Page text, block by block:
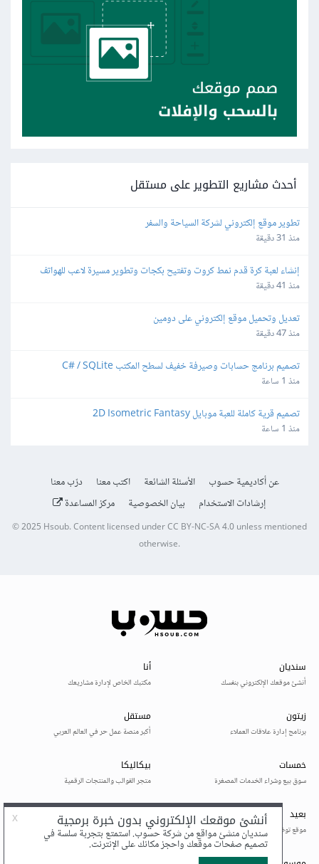
أحدث مشاريع التطوير على مستقل
تطوير موقع إلكتروني لشركة السياحة والسفر
منذ 31 دقيقة
إنشاء لعبة كرة قدم نمط كروت وتفتيح بكجات وتطوير مسيرة لاعب للهواتف
منذ 41 دقيقة
تعديل وتحميل موقع إلكتروني على دومين
منذ 47 دقيقة
تصميم برنامج حسابات وصيرفة خفيف لسطح المكتب C# / SQLite
منذ 1 ساعة
تصميم قرية كاملة للعبة موبايل 2D Isometric Fantasy
منذ 1 ساعة
عن أكاديمية حسوب الأسئلة الشائعة اكتب معنا
درّب معنا
إرشادات الاستخدام
بيان الخصوصية مركز المساعدة
© 2025 Hsoub.Content licensed underCC BY-NC-SA 4.0unless mentioned
otherwise.